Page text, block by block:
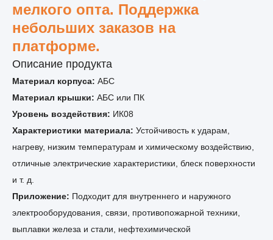
мелкого опта. Поддержка
небольших заказов на
платформе.
Описание продукта
Материал корпуса: АБС
Материал крышки: АБС или ПК
Уровень воздействия: ИК08
Характеристики материала: Устойчивость к ударам,
нагреву, низким температурам и химическому воздействию,
отличные электрические характеристики, блеск поверхности
и т. д.
Приложение: Подходит для внутреннего и наружного
электрооборудования, связи, противопожарной техники,
выплавки железа и стали, нефтехимической